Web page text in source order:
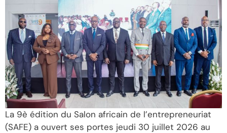
La 9è édition du Salon africain de l’entrepreneuriat
(SAFE) a ouvert ses portes jeudi 30 juillet 2026 au